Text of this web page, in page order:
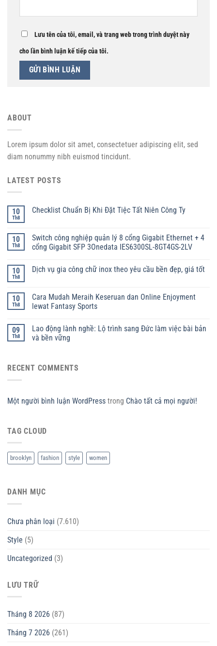
Lưu tên của tôi, email, và trang web trong trình duyệt này
cho lần bình luận kế tiếp của tôi.
ABOUT
Lorem ipsum dolor sit amet, consectetuer adipiscing elit, sed
diam nonummy nibh euismod tincidunt.
LATEST POSTS
10
Th8
Checklist Chuẩn Bị Khi Đặt Tiệc Tất Niên Công Ty
10
Th8
Switch công nghiệp quản lý 8 cổng Gigabit Ethernet + 4
cổng Gigabit SFP 3Onedata IES6300SL-8GT4GS-2LV
10
Th8
Dịch vụ gia công chữ inox theo yêu cầu bền đẹp, giá tốt
10
Th8
Cara Mudah Meraih Keseruan dan Online Enjoyment
lewat Fantasy Sports
09
Th8
Lao động lành nghề: Lộ trình sang Đức làm việc bài bản
và bền vững
RECENT COMMENTS
Một người bình luận WordPress trong Chào tất cả mọi người!
TAG CLOUD
brooklyn fashion style women
DANH MỤC
Chưa phân loại (7.610)
Style (5)
Uncategorized (3)
LƯU TRỮ
Tháng 8 2026 (87)
Tháng 7 2026 (261)